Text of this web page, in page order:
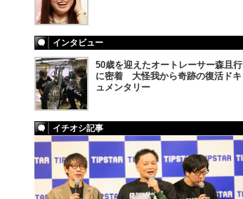
インタビュー
50歳を迎えたオートレーサー森且行
に密着 大怪我から奇跡の復活ドキ
ュメンタリー
イチオシ記事